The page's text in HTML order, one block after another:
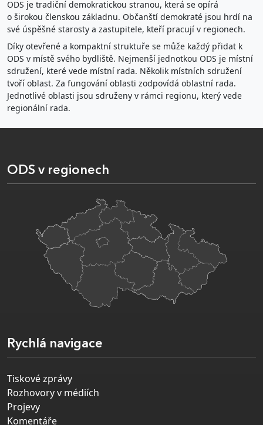
ODS je tradiční demokratickou stranou, která se opírá
o širokou členskou základnu. Občanští demokraté jsou hrdí na
své úspěšné starosty a zastupitele, kteří pracují v regionech.
Díky otevřené a kompaktní struktuře se může každý přidat k
ODS v místě svého bydliště. Nejmenší jednotkou ODS je místní
sdružení, které vede místní rada. Několik místních sdružení
tvoří oblast. Za fungování oblasti zodpovídá oblastní rada.
Jednotlivé oblasti jsou sdruženy v rámci regionu, který vede
regionální rada.
ODS v regionech
Rychlá navigace
Tiskové zprávy
Rozhovory v médiích
Projevy
Komentáře